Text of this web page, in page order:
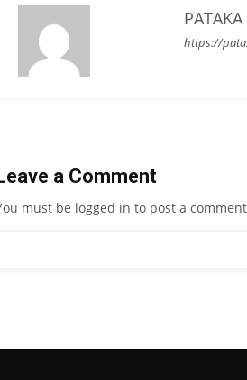
PATAKA
https://
a Comment
must be logged in to post a